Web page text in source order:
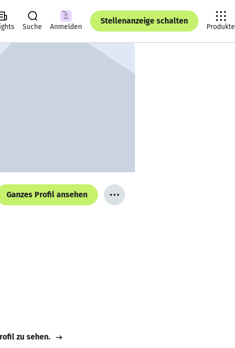
Suche Anmelden
Stellenanzeige schalten
Produkte
Ganzes Profil ansehen
zu sehen.